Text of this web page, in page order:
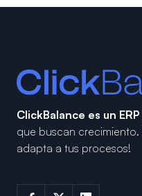
ClickBalance es un ERP
que buscan crecimiento.
adapta a tus procesos!